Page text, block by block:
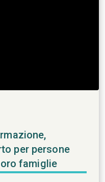
per persone
famiglie